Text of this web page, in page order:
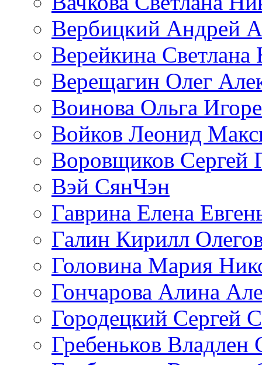
Вербицкий Андрей
Верейкина Светлана
Верещагин Олег
Воинова Ольга
Войков Леонид
Воровщиков Сергей
Вэй СянЧэн
Гаврина Елена
Галин Кирилл
Головина Мария
Гончарова Алина
Городецкий Сергей
Гребеньков Владлен